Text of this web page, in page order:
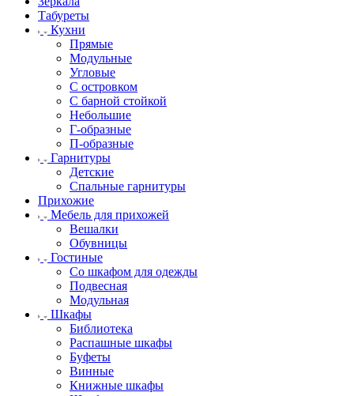
Табуреты
Кухни
Прямые
Модульные
Угловые
С островком
С барной стойкой
Небольшие
Г-образные
П-образные
Гарнитуры
Детские
Спальные гарнитуры
Прихожие
Мебель для прихожей
Вешалки
Обувницы
Гостиные
Со шкафом для одежды
Подвесная
Модульная
Шкафы
Библиотека
Распашные шкафы
Буфеты
Винные
Книжные шкафы